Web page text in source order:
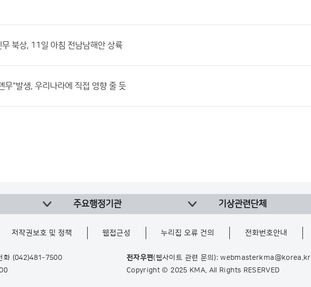
북상, 11일 아침 전남남해안 상륙
무"발생, 우리나라에 직접 영향 줄 듯
주요행정기관 기상관련단체
저작권보호 및 정책 웹접근성 누리집 오류 건의 전화번호안내
화 (042)481-7500
전자우편(웹사이트 관련 문의): webmasterkma@korea.kr
Copyright © 2025 KMA. All Rights RESERVED